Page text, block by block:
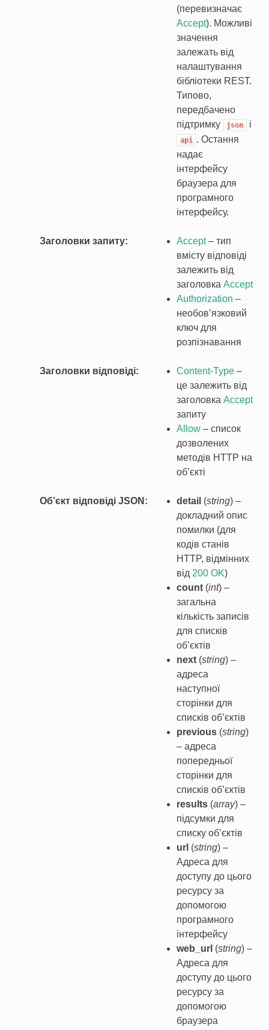
(перевизначає
Accept). Можливі
значення
залежать від
налаштування
бібліотеки REST.
Типово,
передбачено
підтримку
json і
api . Остання
надає
інтерфейсу
браузера для
програмного
інтерфейсу.
Заголовки запиту Accept– тип
вмісту відповіді
залежить від
заголовка Accept
Authorization –
необов’язковий
ключ для
розпізнавання
Заголовки відповіді Content-Type–
це залежить від
заголовка Accept
запиту
Allow– список
дозволених
методів HTTP на
об’єкті
Об’єкт відповіді JSON detail (string) –
докладний опис
помилки (для
кодів станів
HTTP, відмінних
від 200 OK)
count(int) –
загальна
кількість записів
для списків
об’єктів
next(string) –
адреса
наступної
сторінки для
списків об’єктів
previous(string)
– адреса
попередньої
сторінки для
списків об’єктів
results(array) –
підсумки для
списку об’єктів
url (string) –
Адреса для
доступу до цього
ресурсу за
допомогою
програмного
інтерфейсу
web_url (string) –
Адреса для
доступу до цього
ресурсу за
допомогою
браузера